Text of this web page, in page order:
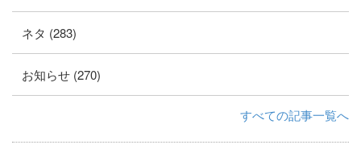
ネタ (283)
お知らせ (270)
すべての記事一覧へ